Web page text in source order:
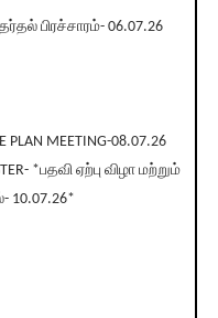
பிரச்சாரம்- 06.07.26
PLAN MEETING-08.07.26
*பதவி ஏற்பு விழா மற்றும்
10.07.26*